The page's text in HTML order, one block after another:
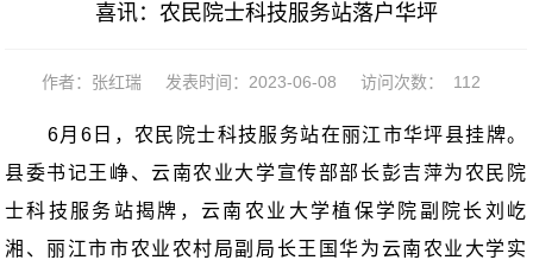
喜讯：农民院士科技服务站落户华坪
作者：张红瑞 发表时间：2023-06-08 访问次数： 112
6月 6 日，农民院士科技服务站在丽江市华坪县挂牌。
县委书记王峥、云南农业大学宣传部部长彭吉萍为农民院
士科技服务站揭牌，云南农业大学植保学院副院长刘屹
湘、丽江市市农业农村局副局长王国华为云南农业大学实